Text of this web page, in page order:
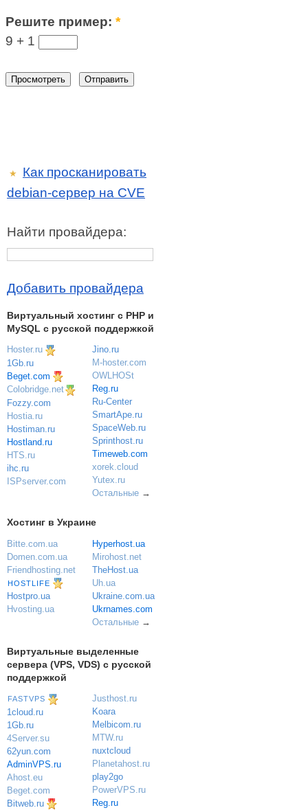
Решите пример:*
9 + 1
★
Как просканировать
debian-сервер на CVE
Найти провайдера:
Добавить провайдера
Виртуальный хостинг c PHP и
MySQL с русской поддержкой
Hoster.ru
1Gb.ru
Beget.com
Colobridge.net
Fozzy.com
Hostia.ru
Hostiman.ru
Hostland.ru
HTS.ru
ihc.ru
ISPserver.com
Jino.ru
M-hoster.com
OWLHOSt
Reg.ru
Ru-Center
SmartApe.ru
SpaceWeb.ru
Sprinthost.ru
Timeweb.com
xorek.cloud
Yutex.ru
Остальные→
Хостинг в Украине
Bitte.com.ua
Domen.com.ua
Friendhosting.net
HOSTLIFE
Hostpro.ua
Hvosting.ua
Hyperhost.ua
Mirohost.net
TheHost.ua
Uh.ua
Ukraine.com.ua
Ukrnames.com
Остальные→
Виртуальные выделенные
сервера (VPS, VDS) с русской
поддержкой
FASTVPS
1cloud.ru
1Gb.ru
4Server.su
62yun.com
AdminVPS.ru
Ahost.eu
Beget.com
Bitweb.ru
Justhost.ru
Koara
Melbicom.ru
MTW.ru
nuxtcloud
Planetahost.ru
play2go
PowerVPS.ru
Reg.ru